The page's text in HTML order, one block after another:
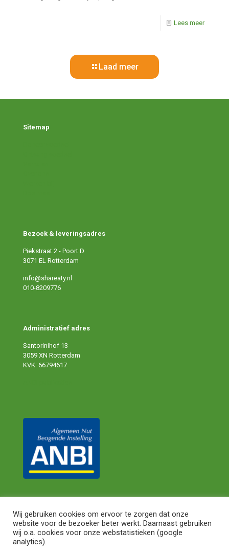
Lees meer
Laad meer
Sitemap
Bezoek & leveringsadres
Piekstraat 2 - Poort D
3071 EL Rotterdam
info@shareaty.nl
010-8209776
Administratief adres
Santorinihof 13
3059 XN Rotterdam
KVK: 66794617
© 2024 Shareaty. All Rights Reserved. Privacy Statement|
Algemene Voorwaarden
Wij gebruiken cookies om ervoor te zorgen dat onze
website voor de bezoeker beter werkt. Daarnaast gebruiken
wij o.a. cookies voor onze webstatistieken (google
analytics).